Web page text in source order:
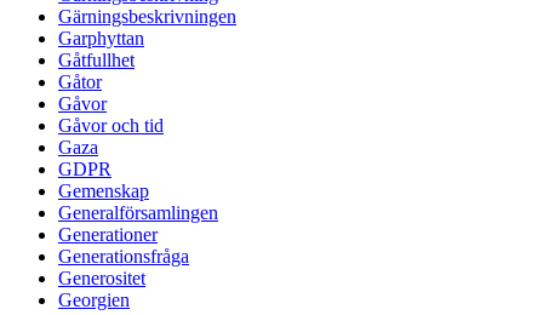
Gärningsbeskrivningen
Garphyttan
Gåtfullhet
Gåtor
Gåvor
Gåvor och tid
Gaza
GDPR
Gemenskap
Generalförsamlingen
Generationer
Generationsfråga
Generositet
Georgien